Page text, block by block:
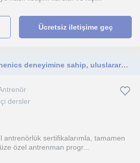
Ücretsiz iletişime geç
6 yıllık fitness ve calisthenics deneyimine sahip, uluslararası tecrübesi olan sertifikalı bir performans koçuyum.
dersler
antrenörlük sertifikalarımla, tamamen
özel antrenman progr...